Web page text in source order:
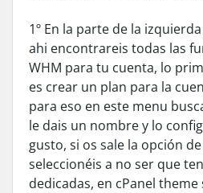
1º En la parte de la
ahi encontrareis todas las
WHM para tu cuenta, lo
es crear un plan para la
para eso en este menu
le dais un nombre y lo
gusto, si os sale la opción
seleccionéis a no ser que
dedicadas, en cPanel theme